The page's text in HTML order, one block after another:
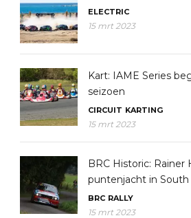
ELECTRIC
15 mrt 2023
Kart: IAME Series
seizoen
CIRCUIT KARTING
15 mrt 2023
BRC Historic: Rainer
puntenjacht in South
BRC RALLY
15 mrt 2023